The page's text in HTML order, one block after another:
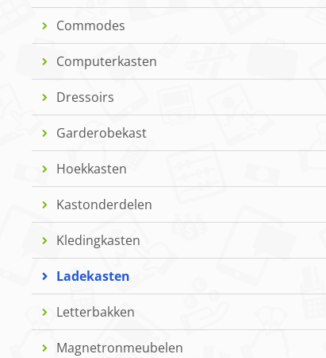
Commodes
Computerkasten
Dressoirs
Garderobekast
Hoekkasten
Kastonderdelen
Kledingkasten
Ladekasten
Letterbakken
Magnetronmeubelen